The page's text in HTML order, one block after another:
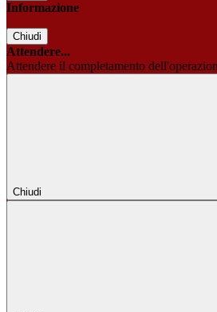
Informazione
Chiudi
Attendere...
Attendere il completamento
Chiudi